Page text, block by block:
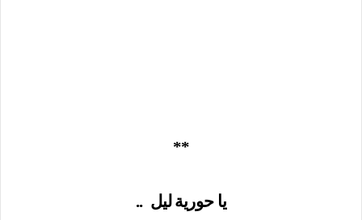
**
يا حورية ليل ..